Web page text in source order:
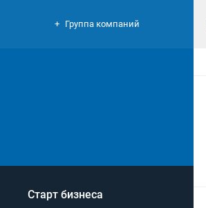
Группа компаний
Старт бизнеса